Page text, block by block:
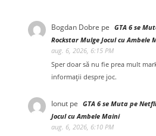
Bogdan Dobre pe GTA 6 se
Rockstar Mulge Jocul cu Ambele
aug. 6, 2026, 6:15 PM
Sper doar să nu fie prea mult
informații despre joc.
Ionut pe GTA 6 se Muta pe
Jocul cu Ambele Maini
aug. 6, 2026, 6:10 PM